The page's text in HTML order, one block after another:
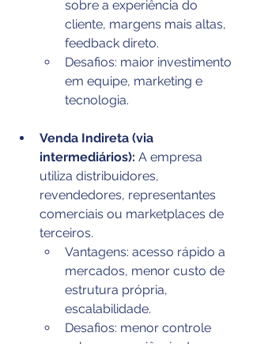
sobre a experiência do
cliente, margens mais altas,
feedback direto.
Desafios: maior investimento
em equipe, marketing e
tecnologia.
Venda Indireta (via
intermediários): A empresa
utiliza distribuidores,
revendedores, representantes
comerciais ou marketplaces de
terceiros.
Vantagens: acesso rápido a
mercados, menor custo de
estrutura própria,
escalabilidade.
Desafios: menor controle